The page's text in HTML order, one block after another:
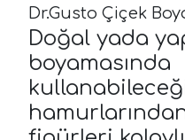
Dr.Gusto Çiçek
Doğal yada
boyamasında